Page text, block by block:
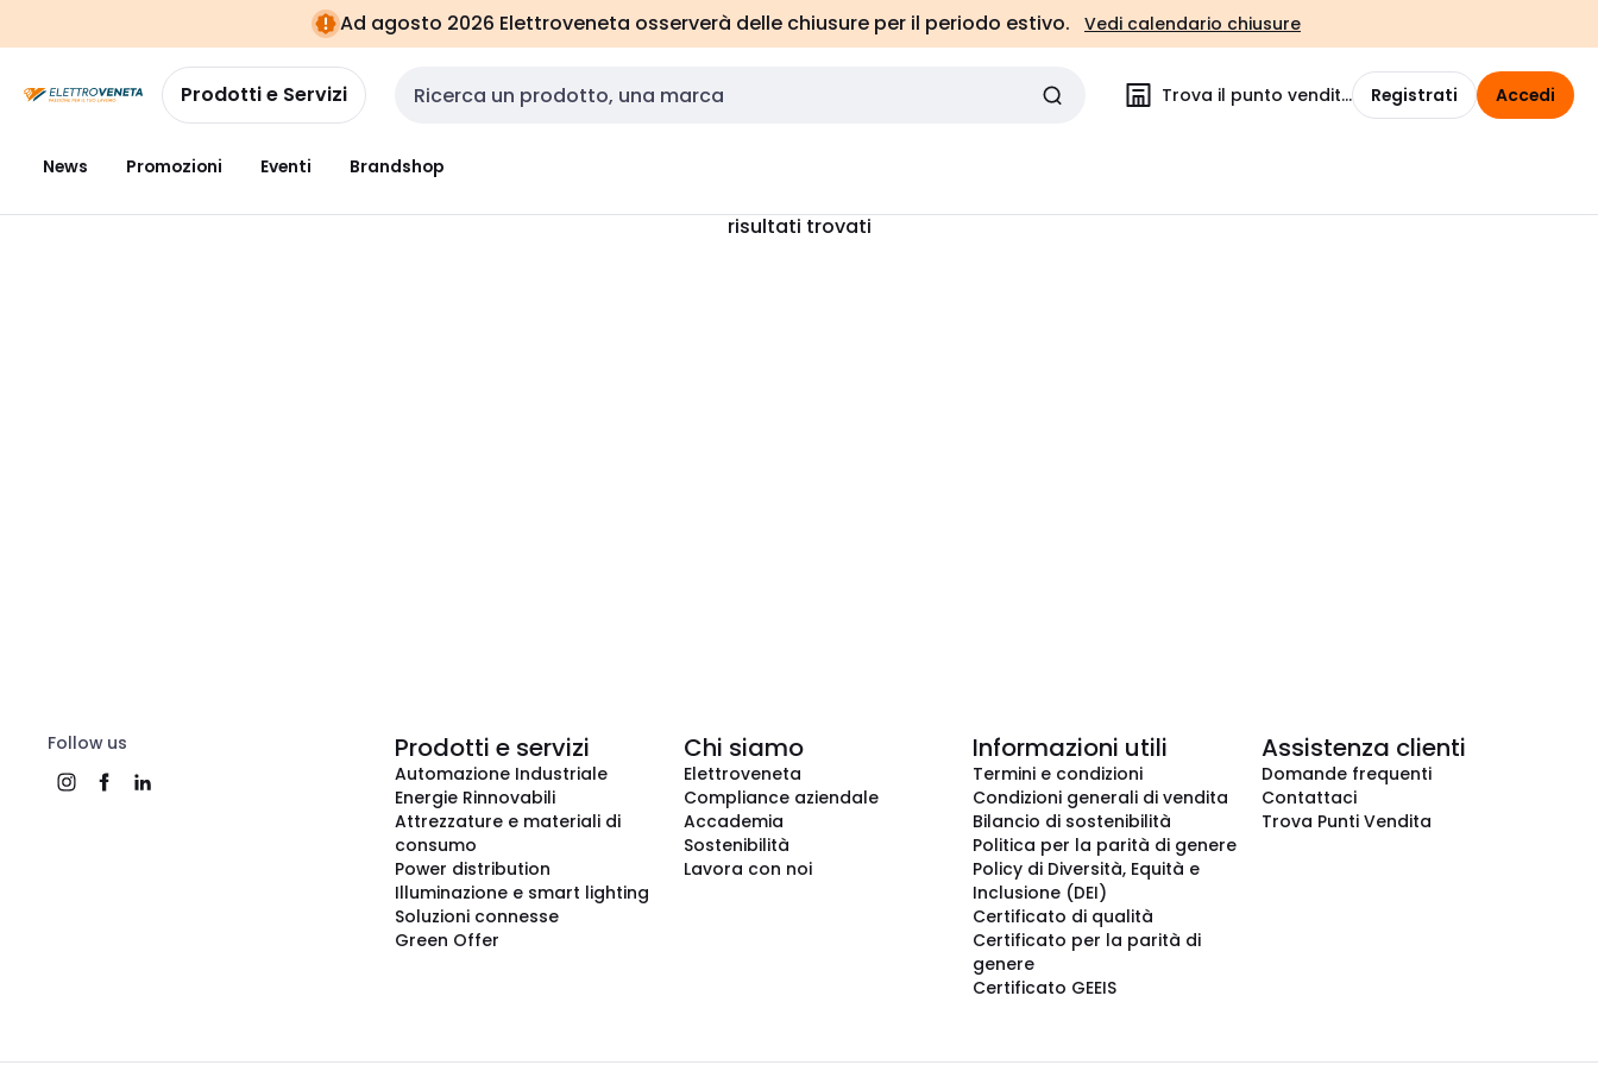
navigazionealla
pagina
Ad agosto 2026 Elettroveneta osserverà delle chiusure per il periodo estivo. Vedi calendario chiusure
Prodotti e Servizi Cerca input Trova il punto vendita Registrati Accedi
News Promozioni Eventi Brandshop
risultati trovati
Follow us Prodotti e servizi
Automazione Industriale
Energie Rinnovabili
Attrezzature e materiali di
consumo
Power distribution
Illuminazione e smart lighting
Soluzioni connesse
Green Offer
Chi siamo
Elettroveneta
Compliance aziendale
Accademia
Sostenibilità
Lavora con noi
Informazioni utili
Termini e condizioni
Condizioni generali di vendita
Bilancio di sostenibilità
Politica per la parità di genere
Policy di Diversità, Equità e
Inclusione (DEI)
Certificato di qualità
Certificato per la parità di
genere
Certificato GEEIS
Assistenza clienti
Domande frequenti
Contattaci
Trova Punti Vendita